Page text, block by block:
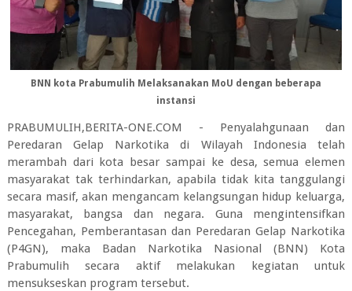
BNN kota Prabumulih Melaksanakan MoU dengan beberapa
instansi
PRABUMULIH,BERITA-ONE.COM - Penyalahgunaan dan
Peredaran Gelap Narkotika di Wilayah Indonesia telah
merambah dari kota besar sampai ke desa, semua elemen
masyarakat tak terhindarkan, apabila tidak kita tanggulangi
secara masif, akan mengancam kelangsungan hidup keluarga,
masyarakat, bangsa dan negara. Guna mengintensifkan
Pencegahan, Pemberantasan dan Peredaran Gelap Narkotika
(P4GN), maka Badan Narkotika Nasional (BNN) Kota
Prabumulih secara aktif melakukan kegiatan untuk
mensukseskan program tersebut.